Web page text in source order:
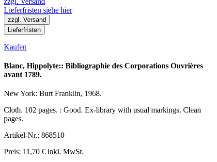
Lieferfristen siehe hier
zzgl. Versand
Lieferfristen
Kaufen
Blanc, Hippolyte:: Bibliographie des Corporations Ouvrières
avant 1789.
New York: Burt Franklin, 1968.
Cloth. 102 pages. : Good. Ex-library with usual markings. Clean
pages.
Artikel-Nr.: 868510
Preis: 11,70 € inkl. MwSt.